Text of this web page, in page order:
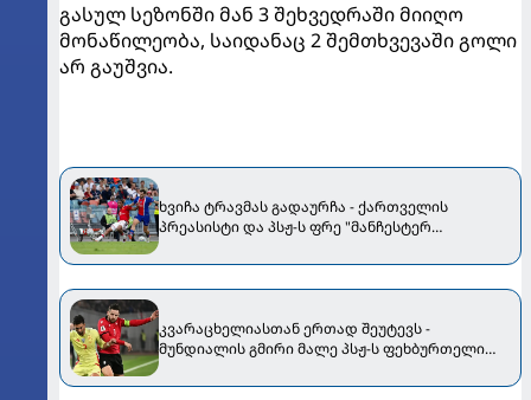
გასულ სეზონში მან 3 შეხვედრაში მიიღო
მონაწილეობა, საიდანაც 2 შემთხვევაში გოლი
არ გაუშვია.
ხვიჩა ტრავმას გადაურჩა - ქართველის
პრეასისტი და პსჟ-ს ფრე "მანჩესტერ
კვარაცხელიასთან ერთად შეუტევს -
მუნდიალის გმირი მალე პსჟ-ს ფეხბურთელი